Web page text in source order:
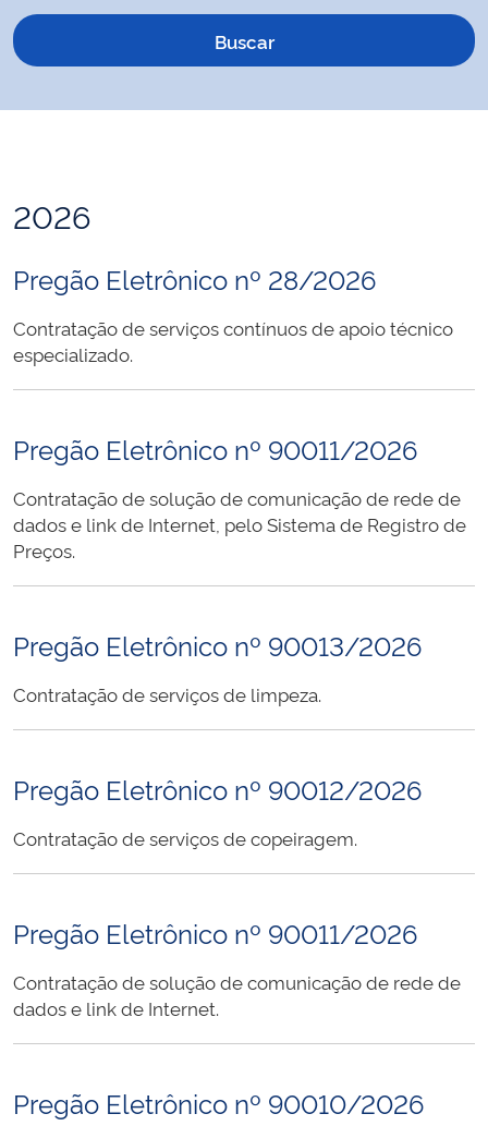
2026
Pregão Eletrônico nº 28/2026
Contratação de serviços contínuos de apoio técnico
especializado.
Pregão Eletrônico nº 90011/2026
Contratação de solução de comunicação de rede de
dados e link de Internet, pelo Sistema de Registro de
Preços.
Pregão Eletrônico nº 90013/2026
Contratação de serviços de limpeza.
Pregão Eletrônico nº 90012/2026
Contratação de serviços de copeiragem.
Pregão Eletrônico nº 90011/2026
Contratação de solução de comunicação de rede de
dados e link de Internet.
Pregão Eletrônico nº 90010/2026